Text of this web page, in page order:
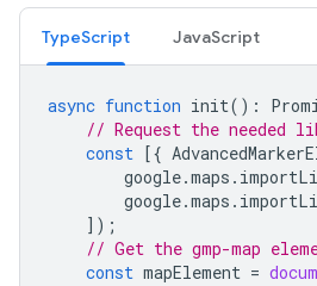
TypeScript JavaScript
async function init() :
// Request the needed
const
[{
google.maps .
google.maps .
]);
// Get the gmp-map
const mapElement =